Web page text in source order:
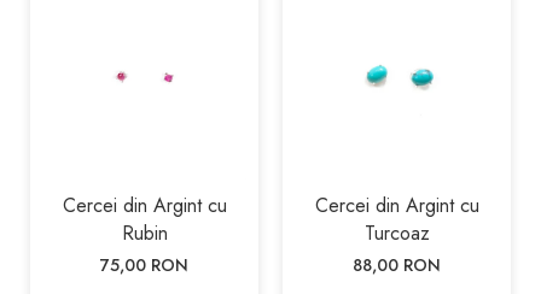
Cercei din Argint cu
Rubin
75,00 RON
Cercei din Argint cu
Turcoaz
88,00 RON